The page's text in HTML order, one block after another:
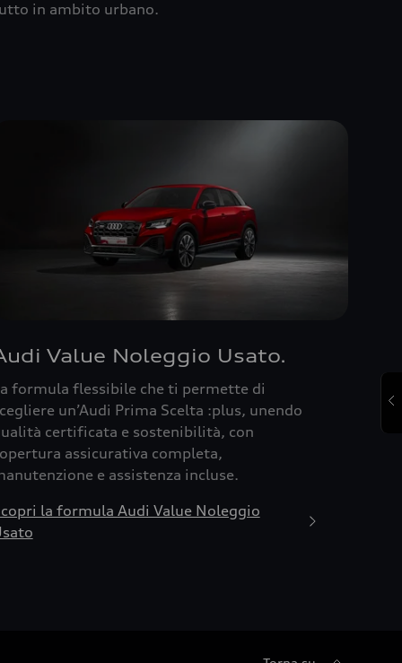
in ambito urbano.
Value Noleggio Usato.
formula flessibile che ti permette di
un’Audi Prima Scelta :plus, unendo
certificata e sostenibilità, con
assicurativa completa,
e assistenza incluse.
la formula Audi Value Noleggio